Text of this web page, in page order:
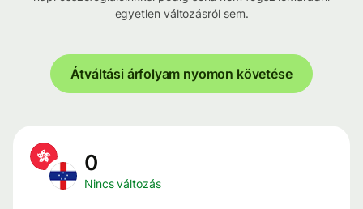
egyetlen változásról sem.
Átváltási árfolyam nyomon követése
0
Nincs változás